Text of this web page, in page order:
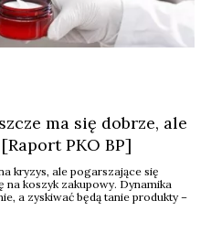
ma się dobrze, ale
PKO BP]
kryzys, ale pogarszające się
na koszyk zakupowy. Dynamika
a zyskiwać będą tanie produkty –